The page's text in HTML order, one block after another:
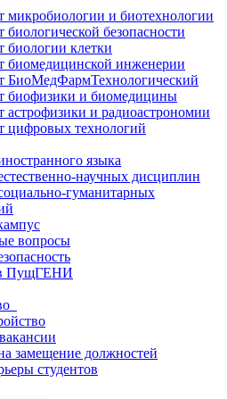
микробиологии и биотехнологии
биологической безопасности
биологии клетки
биомедицинской инженерии
БиоМедФармТехнологический
биофизики и биомедицины
астрофизики и радиоастрономии
цифровых технологий
языка
научных дисциплин
гуманитарных
вопросы
ПущГЕНИ
замещение должностей
студентов